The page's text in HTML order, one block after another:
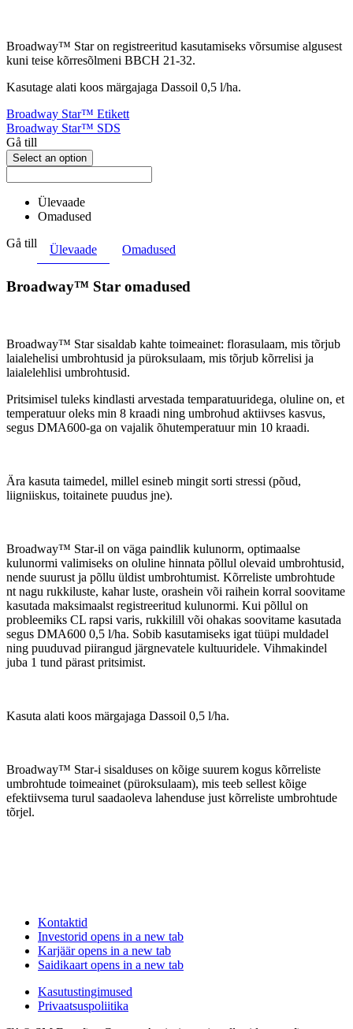
Broadway™ Star on registreeritud kasutamiseks võrsumise algusest
kuni teise kõrresõlmeni BBCH 21-32.
Kasutage alati koos märgajaga Dassoil 0,5 l/ha.
Broadway Star™ Etikett
Broadway Star™ SDS
Gå till
Select an option
Ülevaade
Omadused
Gå till
Ülevaade Omadused
Broadway™ Star omadused
Broadway™ Star sisaldab kahte toimeainet: florasulaam, mis tõrjub
laialehelisi umbrohtusid ja püroksulaam, mis tõrjub kõrrelisi ja
laialelehlisi umbrohtusid.
Pritsimisel tuleks kindlasti arvestada temparatuuridega, oluline on, et
temperatuur oleks min 8 kraadi ning umbrohud aktiivses kasvus,
segus DMA600-ga on vajalik õhutemperatuur min 10 kraadi.
Ära kasuta taimedel, millel esineb mingit sorti stressi (põud,
liigniiskus, toitainete puudus jne).
Broadway™ Star-il on väga paindlik kulunorm, optimaalse
kulunormi valimiseks on oluline hinnata põllul olevaid umbrohtusid,
nende suurust ja põllu üldist umbrohtumist. Kõrreliste umbrohtude
nt nagu rukkiluste, kahar luste, orashein või raihein korral soovitame
kasutada maksimaalst registreeritud kulunormi. Kui põllul on
probleemiks CL rapsi varis, rukkilill või ohakas soovitame kasutada
segus DMA600 0,5 l/ha. Sobib kasutamiseks igat tüüpi muldadel
ning puuduvad piirangud järgnevatele kultuuridele. Vihmakindel
juba 1 tund pärast pritsimist.
Kasuta alati koos märgajaga Dassoil 0,5 l/ha.
Broadway™ Star-i sisalduses on kõige suurem kogus kõrreliste
umbrohtude toimeainet (püroksulaam), mis teeb sellest kõige
efektiivsema turul saadaoleva lahenduse just kõrreliste umbrohtude
tõrjel.
Kontaktid
Investorid opens in a new tab
Karjäär opens in a new tab
Saidikaart opens in a new tab
Kasutustingimused
Privaatsuspoliitika